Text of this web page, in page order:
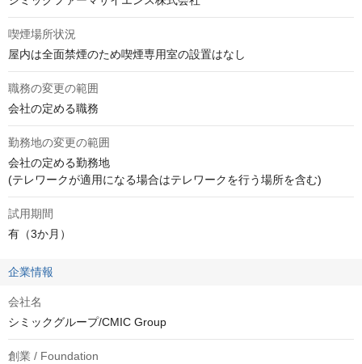
喫煙場所状況
屋内は全面禁煙のため喫煙専用室の設置はなし
職務の変更の範囲
会社の定める職務
勤務地の変更の範囲
会社の定める勤務地
(テレワークが適用になる場合はテレワークを行う場所を含む)
試用期間
有（3か月）
企業情報
会社名
シミックグループ/CMIC Group
創業 / Foundation